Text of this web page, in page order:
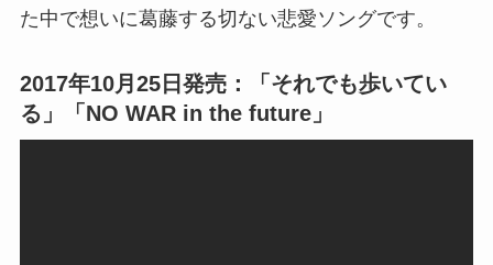
た中で想いに葛藤する切ない悲愛ソングです。
2017年10月25日発売：「それでも歩いてい
る」「NO WAR in the future」